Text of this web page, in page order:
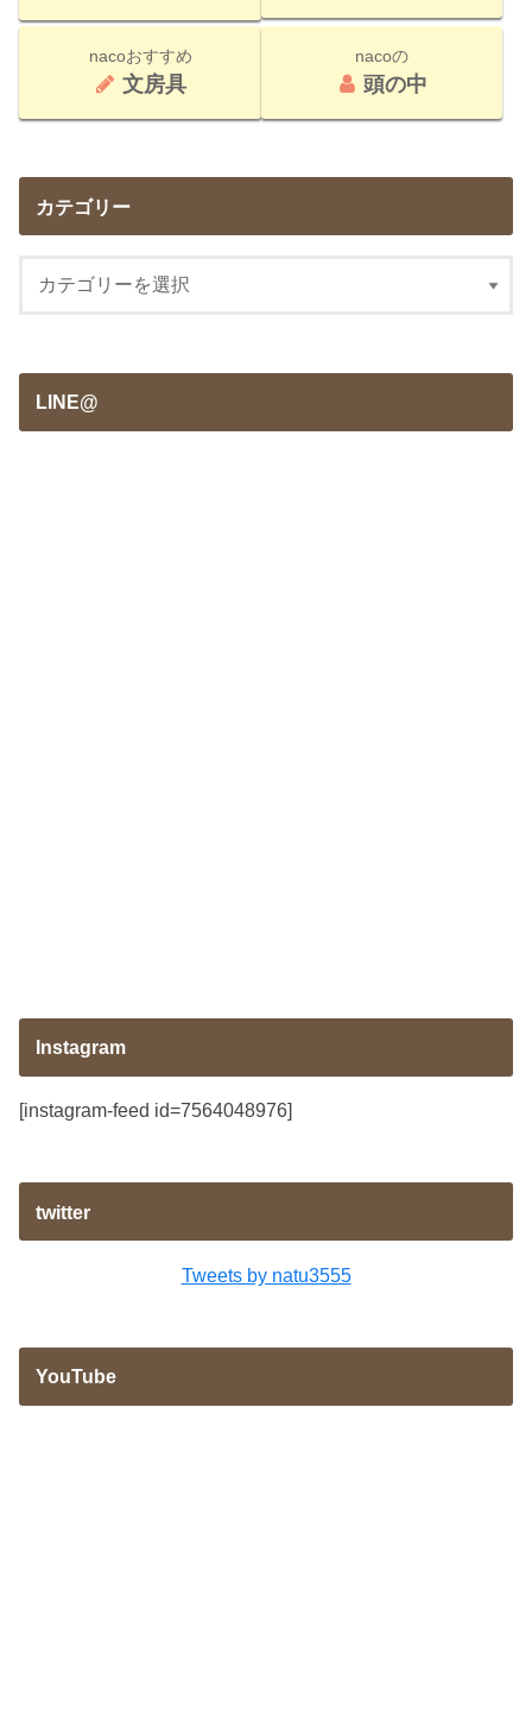
nacoおすすめ
文房具
nacoの
頭の中
カテゴリー
LINE@
Instagram
[instagram-feed id=7564048976]
twitter
Tweets by natu3555
YouTube